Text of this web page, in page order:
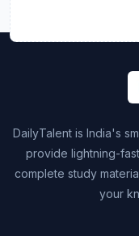
DailyTalent is India's
provide lightning-
complete study
your